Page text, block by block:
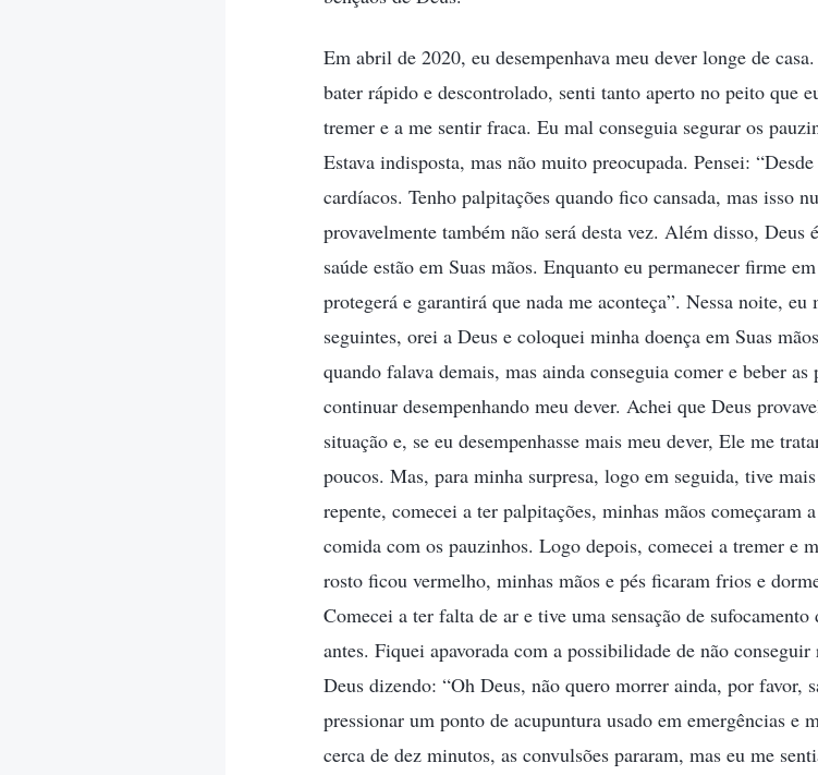
Em abril de 2020, eu desempenhava meu dever longe de
bater rápido e descontrolado, senti tanto aperto no peito que
tremer e a me sentir fraca. Eu mal conseguia segurar os
Estava indisposta, mas não muito preocupada. Pensei:
cardíacos. Tenho palpitações quando fico cansada, mas isso
provavelmente também não será desta vez. Além disso,
saúde estão em Suas mãos. Enquanto eu permanecer firme
protegerá e garantirá que nada me aconteça”. Nessa noite,
seguintes, orei a Deus e coloquei minha doença em Suas
quando falava demais, mas ainda conseguia comer e beber
continuar desempenhando meu dever. Achei que Deus
situação e, se eu desempenhasse mais meu dever, Ele me
poucos. Mas, para minha surpresa, logo em seguida, tive
repente, comecei a ter palpitações, minhas mãos começaram
comida com os pauzinhos. Logo depois, comecei a tremer e
rosto ficou vermelho, minhas mãos e pés ficaram frios e
Comecei a ter falta de ar e tive uma sensação de
antes. Fiquei apavorada com a possibilidade de não
Deus dizendo: “Oh Deus, não quero morrer ainda, por favor,
pressionar um ponto de acupuntura usado em emergências e
cerca de dez minutos, as convulsões pararam, mas eu me